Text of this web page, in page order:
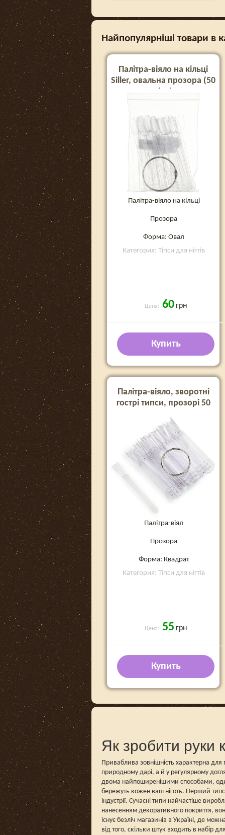
Найпопулярніші товари в
Палітра-віяло на кільці
Siller, овальна прозора (50
тіпс)
Палітра-віяло на кільці
Прозора
Форма: Овал
Категория: Тіпси для нігтів
Цена: 60 грн
Купить
Палітра-віяло, зворотні
гострі типси, прозорі 50
Палітра-віял
Прозора
Форма: Квадрат
Категория: Тіпси для нігтів
Цена: 55 грн
Купить
Як зробити руки
Приваблива зовнішність характерна для
природному дарі, а й у регулярному
двома найпоширенішими способами,
бережуть кожен ваш ніготь. Перший
індустрії. Сучасні типи найчастіше
нанесенням декоративного покриття,
існує безліч магазинів в Україні, де
від того, скільки штук входить в набір